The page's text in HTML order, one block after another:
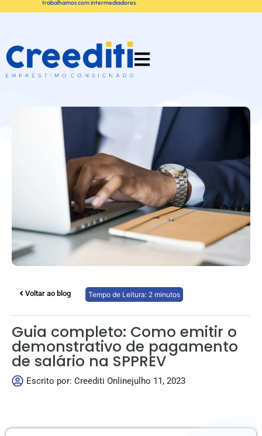
trabalhamos com intermediadores.
Voltar ao blog Tempo de Leitura: 2 minutos
Guia completo: Como emitir o
demonstrativo de pagamento
de salário na SPPREV
Escrito por: Creediti Onlinejulho 11, 2023